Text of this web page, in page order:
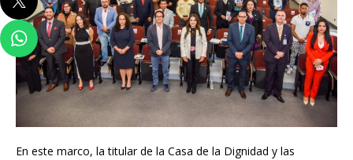
En este marco, la titular de la Casa de la Dignidad y las